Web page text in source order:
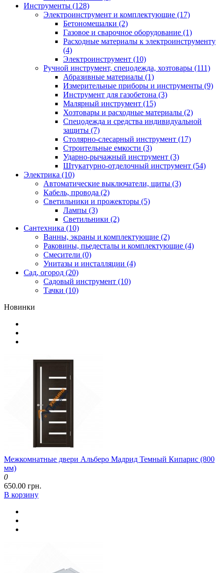
Инструменты (128)
Электроинструмент и комплектующие (17)
Бетономешалки (2)
Газовое и сварочное оборудование (1)
Расходные материалы к электроинструменту
(4)
Электроинструмент (10)
Ручной инструмент, спецодежда, хозтовары (111)
Абразивные материалы (1)
Измерительные приборы и инструменты (9)
Инструмент для газобетона (3)
Малярный инструмент (15)
Хозтовары и расходные материалы (2)
Спецодежда и средства индивидуальной
защиты (7)
Столярно-слесарный инструмент (17)
Строительные емкости (3)
Ударно-рычажный инструмент (3)
Штукатурно-отделочный инструмент (54)
Электрика (10)
Автоматические выключатели, щиты (3)
Кабель, провода (2)
Светильники и прожекторы (5)
Лампы (3)
Светильники (2)
Сантехника (10)
Ванны, экраны и комплектующие (2)
Раковины, пьедесталы и комплектующие (4)
Смесители (0)
Унитазы и инсталляции (4)
Сад, огород (20)
Садовый инструмент (10)
Тачки (10)
Новинки
Межкомнатные двери Альберо Мадрид Темный Кипарис (800
мм)
0
650.00 грн.
В корзину